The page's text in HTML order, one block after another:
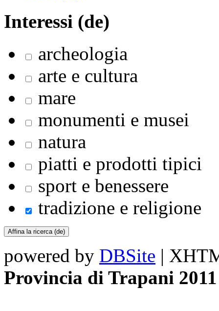
Interessi (de)
archeologia
arte e cultura
mare
monumenti e musei
natura
piatti e prodotti tipici
sport e benessere
tradizione e religione
powered by DBSite |
Provincia di Trapani 2011